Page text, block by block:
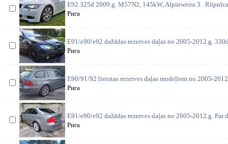
E92 325d 2009.g. M57N2, 145kW, Alpinweiss 3 .
Рига
E91/e90/e92 dažādas rezerves daļas no 2005-2012.g.
Рига
E90/91/92 lietotas rezerves daļas modeļiem no 2005-
Рига
E91/e90/e92 dažādas rezerves daļas no 2005-2012.g. Par
Рига